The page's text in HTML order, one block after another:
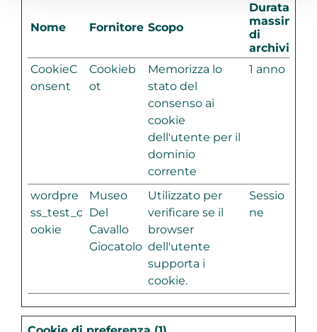
Nome Fornitore Scopo
Durata
massima
di
CookieC
onsent
Cookieb
ot
Memorizza lo
stato del
consenso ai
cookie
dell'utente per il
dominio
corrente
1 anno
wordpre
ss_test_c
ookie
Museo
Del
Cavallo
Giocatolo
Utilizzato per
verificare se il
browser
dell'utente
supporta i
cookie.
Sessio
ne